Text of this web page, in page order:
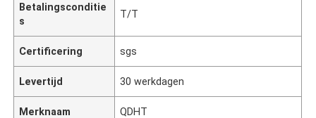
Betalingsconditie
s
T/T
Certificering sgs
Levertijd 30 werkdagen
Merknaam QDHT